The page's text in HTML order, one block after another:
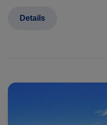
Werelderfgoed. Iconische
uitkijkt, of het Sambódromo,
Verken het
Details